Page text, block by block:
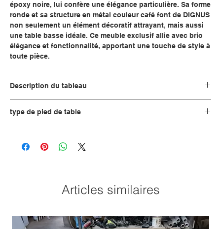
Articles similaires
époxy noire, lui confère une élégance particulière. Sa forme
ronde et sa structure en métal couleur café font de DIGNUS
non seulement un élément décoratif attrayant, mais aussi
une table basse idéale. Ce meuble exclusif allie avec brio
élégance et fonctionnalité, apportant une touche de style à
toute pièce.
Description du tableau
Fonction tableau :
Taille:
Film protecteur
Option – voir les notes ci-
type de pied de table
dans la liste ci-dessus) : le plateau seul, sans pieds.
Pieds de table, comme illustré sur la photo du produit.